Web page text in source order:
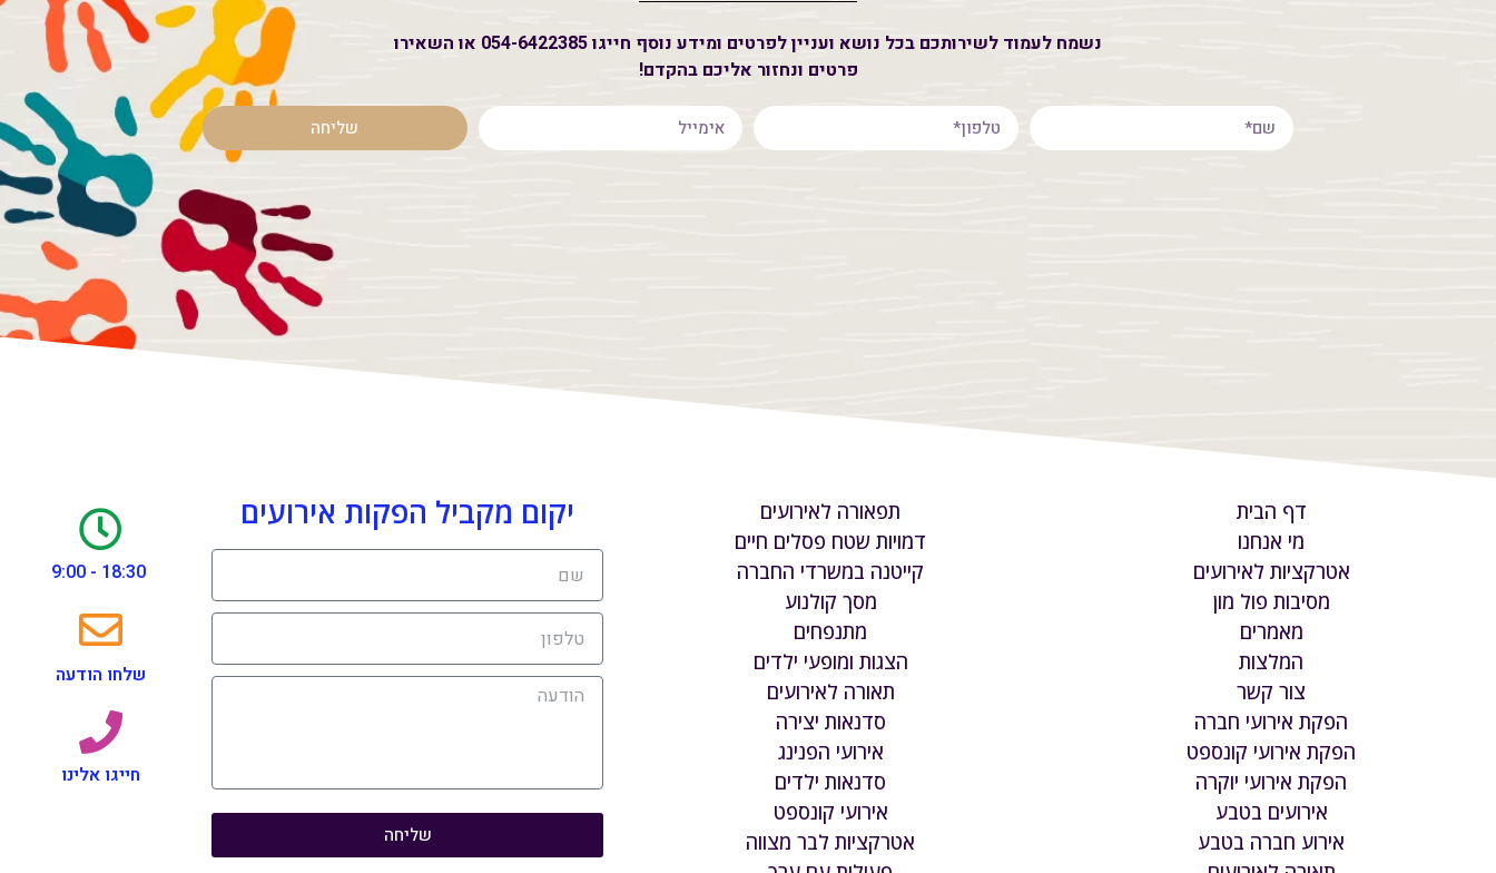
נשמח לעמוד לשירותכם בכל נושא ועניין לפרטים ומידע נוסף חייגו 054-6422385 או השאירו
פרטים ונחזור אליכם בהקדם!
שליחה
דף הבית
מי אנחנו
אטרקציות לאירועים
מסיבות פול מון
מאמרים
המלצות
צור קשר
הפקת אירועי חברה
הפקת אירועי קונספט
הפקת אירועי יוקרה
אירועים בטבע
אירוע חברה בטבע
תפאורה לאירועים
דמויות שטח פסלים חיים
קייטנה במשרדי החברה
מסך קולנוע
מתנפחים
הצגות ומופעי ילדים
תאורה לאירועים
סדנאות יצירה
אירועי הפנינג
סדנאות ילדים
אירועי קונספט
אטרקציות לבר מצווה
יקום מקביל הפקות אירועים
שליחה
18:30 - 9:00
שלחו הודעה
חייגו אלינו